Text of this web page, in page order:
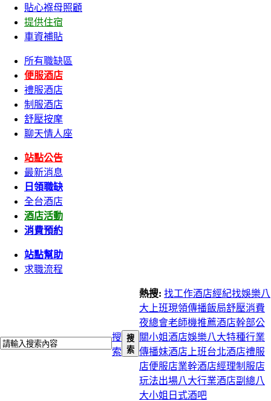
貼心褓母照顧
提供住宿
車資補貼
所有職缺區
便服酒店
禮服酒店
制服酒店
舒壓按摩
聊天情人座
站點公告
最新消息
日領職缺
全台酒店
酒店活動
消費預約
站點幫助
求職流程
搜
索
搜
索
熱搜: 找工作酒店經紀找娛樂八
大上班現領傳播飯局舒壓消費
夜總會老師機推薦酒店幹部公
關小姐酒店娛樂八大特種行業
傳播妹酒店上班台北酒店禮服
店便服店業幹酒店經理制服店
玩法出場八大行業酒店副總八
大小姐 日式酒吧